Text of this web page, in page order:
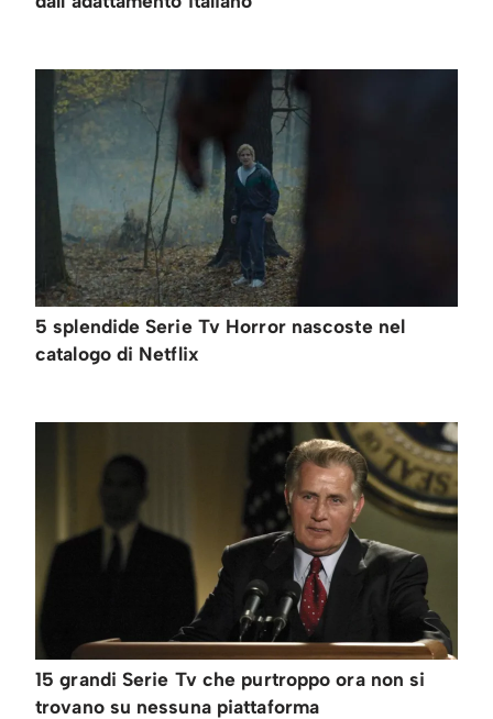
5 splendide Serie Tv Horror nascoste nel
catalogo di Netflix
15 grandi Serie Tv che purtroppo ora non si
trovano su nessuna piattaforma